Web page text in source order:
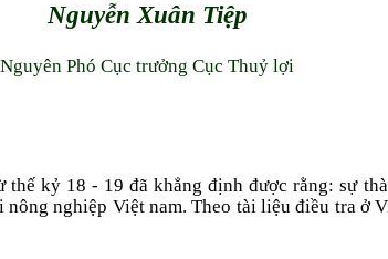
Nguyễn Xuân Tiệp
Nguyên Phó Cục trưởng Cục Thuỷ lợi
kỷ 18 - 19 đã khẳng định được rằng: sự
nghiệp Việt nam. Theo tài liệu điều tra ở